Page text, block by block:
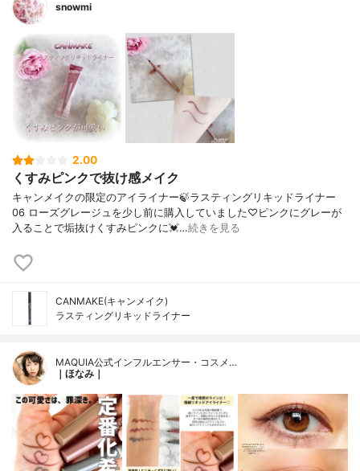
snowmi
2.00
くすみピンクで抜け感メイク
キャンメイクの限定のアイライナー🍃ラスティングリキッドライナー
06 ローズグレージュを少し前に購入していました♡ピンクにグレーが
入ることで垢抜けくすみピンクに💓…続きを見る
CANMAKE(キャンメイク)
ラスティングリキッドライナー
MAQUIA公式インフルエンサー・コスメ…
｜ほなみ｜